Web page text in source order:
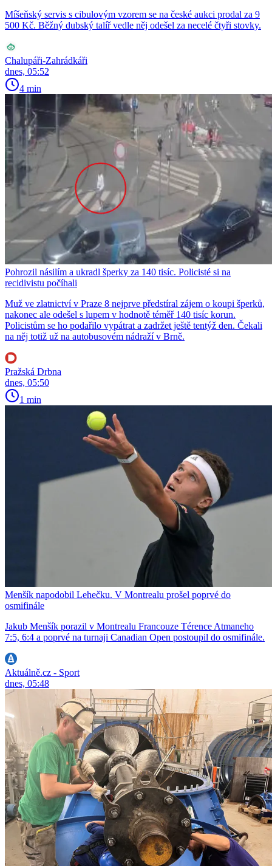
Míšeňský servis s cibulovým vzorem se na české aukci prodal za 9
500 Kč. Běžný dubský talíř vedle něj odešel za necelé čtyři stovky.
Chalupáři-Zahrádkáři
dnes, 05:52
4 min
Pohrozil násilím a ukradl šperky za 140 tisíc. Policisté si na
recidivistu počíhali
Muž ve zlatnictví v Praze 8 nejprve předstíral zájem o koupi šperků,
nakonec ale odešel s lupem v hodnotě téměř 140 tisíc korun.
Policistům se ho podařilo vypátrat a zadržet ještě tentýž den. Čekali
na něj totiž už na autobusovém nádraží v Brně.
Pražská Drbna
dnes, 05:50
1 min
Menšík napodobil Lehečku. V Montrealu prošel poprvé do
osmifinále
Jakub Menšík porazil v Montrealu Francouze Térence Atmaneho
7:5, 6:4 a poprvé na turnaji Canadian Open postoupil do osmifinále.
Aktuálně.cz - Sport
dnes, 05:48